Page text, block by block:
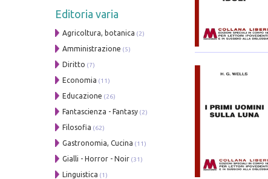
Editoria varia
Agricoltura, botanica (2)
Amministrazione (5)
Diritto (7)
Economia (11)
Educazione (26)
Fantascienza - Fantasy (2)
Filosofia (62)
Gastronomia, Cucina (11)
Gialli - Horror - Noir (31)
Linguistica (1)